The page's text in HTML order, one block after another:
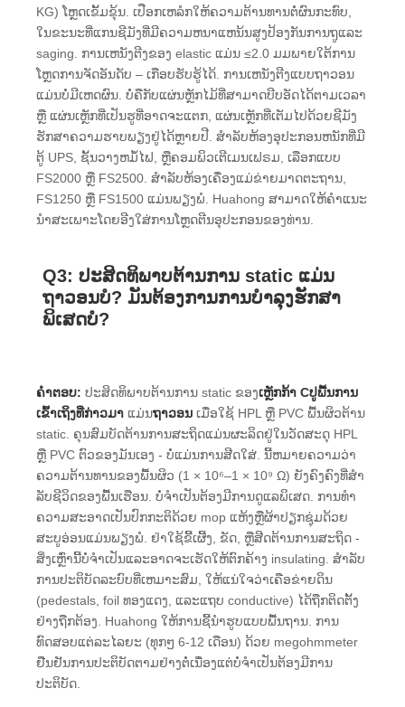
KG) ໂຫຼດເຂັ້ມຂຸ້ນ. ເປືອກເຫລໍກໃຫ້ຄວາມຕ້ານທານຕໍ່ຜົນກະທົບ,
ໃນຂະນະທີ່ແກນຊີມັງທີ່ມີຄວາມຫນາແຫນ້ນສູງປ້ອງກັນການຖູແລະ
saging. ການເຫນັງຕີງຂອງ elastic ແມ່ນ ≤2.0 ມມພາຍໃຕ້ການ
ໂຫຼດການຈັດອັນດັບ – ເກືອບຮັບຮູ້ໄດ້. ການເຫນັງຕີງແບບຖາວອນ
ແມ່ນບໍ່ມີເຫດຜົນ. ບໍ່ຄືກັບແຜ່ນຫຼັກໄມ້ທີ່ສາມາດບີບອັດໄດ້ຕາມເວລາ
ຫຼື ແຜ່ນເຫຼັກທີ່ເປັນຮູທີ່ອາດຈະແຕກ, ແຜ່ນເຫຼັກທີ່ເຕັມໄປດ້ວຍຊີມັງ
ຮັກສາຄວາມຮາບພຽງຢູ່ໄດ້ຫຼາຍປີ. ສໍາລັບຫ້ອງອຸປະກອນຫນັກທີ່ມີ
ຕູ້ UPS, ຊັ້ນວາງຫມໍ້ໄຟ, ຫຼືຄອມພິວເຕີເມນເຟຣມ, ເລືອກແບບ
FS2000 ຫຼື FS2500. ສໍາລັບຫ້ອງເຄື່ອງແມ່ຂ່າຍມາດຕະຖານ,
FS1250 ຫຼື FS1500 ແມ່ນພຽງພໍ. Huahong ສາມາດໃຫ້ຄໍາແນະ
ນໍາສະເພາະໂດຍອີງໃສ່ການໂຫຼດຕີນອຸປະກອນຂອງທ່ານ.
Q3: ປະສິດທິພາບຕ້ານການ static ແມ່ນ
ຖາວອນບໍ? ມັນຕ້ອງການການບໍາລຸງຮັກສາ
ພິເສດບໍ?
ຄໍາຕອບ: ປະສິດທິພາບຕ້ານການ static ຂອງເຫຼັກກ້າ Cປູພື້ນການ
ເຂົ້າເຖິງທີ່ກ່າວມາ ແມ່ນຖາວອນ ເມື່ອໃຊ້ HPL ຫຼື PVC ພື້ນຜິວຕ້ານ
static. ຄຸນສົມບັດຕ້ານການສະຖິດແມ່ນຜະລິດຢູ່ໃນວັດສະດຸ HPL
ຫຼື PVC ຕົວຂອງມັນເອງ - ບໍ່ແມ່ນການສີດໃສ່. ນີ້ຫມາຍຄວາມວ່າ
ຄວາມຕ້ານທານຂອງພື້ນຜິວ (1 × 10⁶–1 × 10⁹ Ω) ຍັງຄົງຄົງທີ່ສໍາ
ລັບຊີວິດຂອງພື້ນເຮືອນ. ບໍ່ຈໍາເປັນຕ້ອງມີການດູແລພິເສດ. ການທໍາ
ຄວາມສະອາດເປັນປົກກະຕິດ້ວຍ mop ແຫ້ງຫຼືຜ້າປຽກຊຸ່ມດ້ວຍ
ສະບູອ່ອນແມ່ນພຽງພໍ. ຢ່າໃຊ້ຂີ້ເຜີ້ງ, ຂັດ, ຫຼືສີດຕ້ານການສະຖິດ -
ສິ່ງເຫຼົ່ານີ້ບໍ່ຈໍາເປັນແລະອາດຈະເຮັດໃຫ້ຕົກຄ້າງ insulating. ສໍາລັບ
ການປະຕິບັດລະບົບທີ່ເຫມາະສົມ, ໃຫ້ແນ່ໃຈວ່າເຄືອຂ່າຍດິນ
(pedestals, foil ທອງແດງ, ແລະແຖບ conductive) ໄດ້ຖືກຕິດຕັ້ງ
ຢ່າງຖືກຕ້ອງ. Huahong ໃຫ້​ການ​ຊີ້​ນໍາ​ຮູບ​ແບບ​ພື້ນ​ຖານ​. ການ
ທົດສອບແຕ່ລະໄລຍະ (ທຸກໆ 6-12 ເດືອນ) ດ້ວຍ megohmmeter
ຢືນຢັນການປະຕິບັດຕາມຢ່າງຕໍ່ເນື່ອງແຕ່ບໍ່ຈໍາເປັນຕ້ອງມີການ
ປະຕິບັດ.